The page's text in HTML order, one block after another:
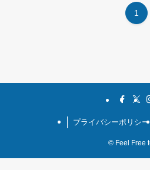
1
プライバシーポリシー
© Feel Free